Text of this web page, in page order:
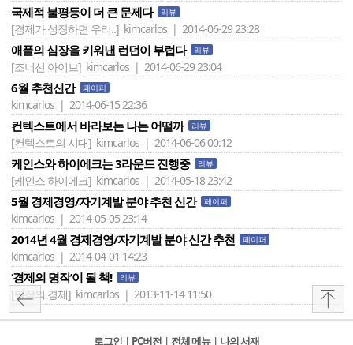
국제적 불평등이 더 큰 문제다 리뷰
[경제가 성장하면 우리..] kimcarlos | 2014-06-29 23:28
애플의 심장을 키워낸 런던이 부럽다 리뷰
[조너선 아이브] kimcarlos | 2014-06-29 23:04
6월 추천신간 페이퍼
kimcarlos | 2014-06-15 22:36
컨텍스트에서 바라보는 나는 어떨까 리뷰
[컨텍스트의 시대] kimcarlos | 2014-06-06 00:12
케인스와 하이에크는 3라운드 진행중 리뷰
[케인스 하이에크] kimcarlos | 2014-05-18 23:42
5월 경제경영/자기계발 분야 추천 신간 페이퍼
kimcarlos | 2014-05-05 23:14
2014년 4월 경제경영/자기계발 분야 신간 추천 페이퍼
kimcarlos | 2014-04-01 14:23
‘경제의 명작’이 될 책! 리뷰
[명작의 경제] kimcarlos | 2013-11-14 11:50
로그인 l PC버전 l 전체 메뉴 l 나의 서재